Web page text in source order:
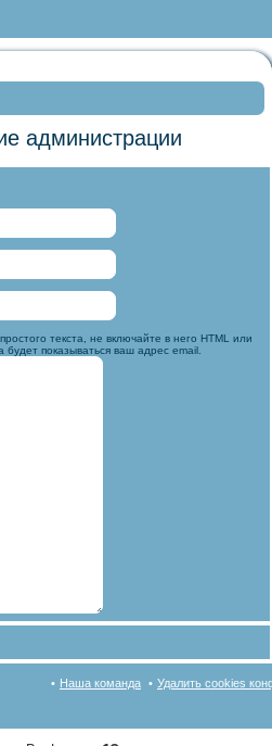
администрации
текста, не включайте в него HTML или
показываться ваш адрес email.
Удалить cookies
Наша команда